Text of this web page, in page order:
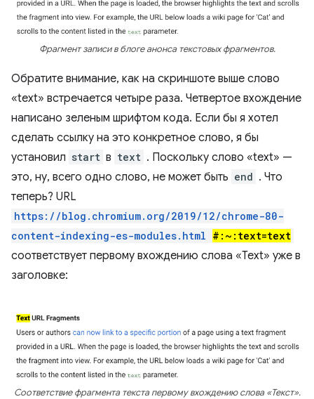
Фрагмент записи в блоге анонса текстовых фрагментов.
Обратите внимание, как на скриншоте выше слово
«text» встречается четыре раза. Четвертое вхождение
написано зеленым шрифтом кода. Если бы я хотел
сделать ссылку на это конкретное слово, я бы
установил start в text . Поскольку слово «text» —
это, ну, всего одно слово, не может быть end . Что
теперь? URL
https://blog.chromium.org/2019/12/chrome-80-
content-indexing-es-modules.html #:~:text=text
соответствует первому вхождению слова «Text» уже в
заголовке:
Соответствие фрагмента текста первому вхождению слова «Текст».